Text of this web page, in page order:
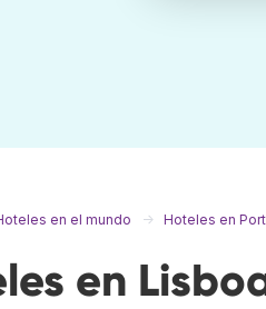
en el mundo Hoteles en
en